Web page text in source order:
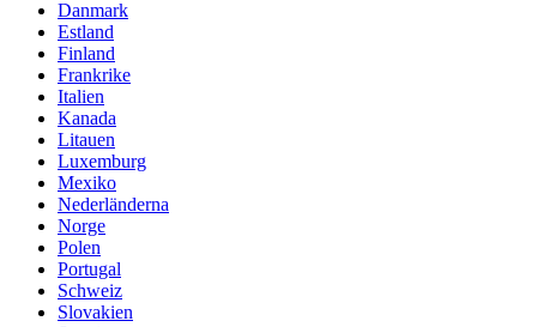
Danmark
Estland
Finland
Frankrike
Italien
Kanada
Litauen
Luxemburg
Mexiko
Nederländerna
Norge
Polen
Portugal
Schweiz
Slovakien